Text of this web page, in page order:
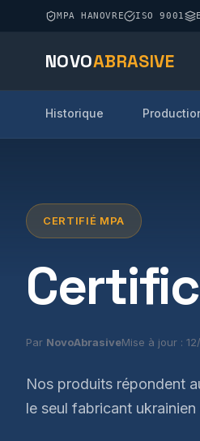
MPA HANOVRE ISO 9001
NOVOABRASIVE
Historique
CERTIFIÉ MPA
Par NovoAbrasiveMise à jour :
Nos produits répondent
le seul fabricant